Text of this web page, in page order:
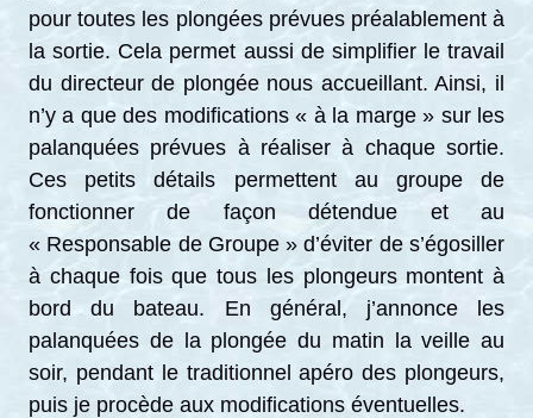
pour toutes les plongées prévues préalablement à
la sortie. Cela permet aussi de simplifier le travail
du directeur de plongée nous accueillant. Ainsi, il
n’y a que des modifications « à la marge » sur les
palanquées prévues à réaliser à chaque sortie.
Ces petits détails permettent au groupe de
fonctionner de façon détendue et au
« Responsable de Groupe » d’éviter de s’égosiller
à chaque fois que tous les plongeurs montent à
bord du bateau. En général, j’annonce les
palanquées de la plongée du matin la veille au
soir, pendant le traditionnel apéro des plongeurs,
puis je procède aux modifications éventuelles.